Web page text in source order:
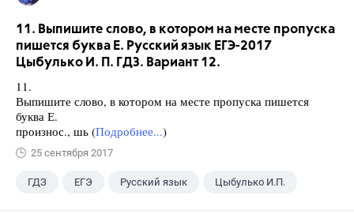
11. Выпишите слово, в котором на месте пропуска
пишется буква Е. Русский язык ЕГЭ-2017
Цыбулько И. П. ГДЗ. Вариант 12.
11.
Выпишите слово, в котором на месте пропуска пишется
буква Е.
произнос., шь (Подробнее...)
25 сентября 2017
ГДЗ ЕГЭ Русский язык Цыбулько И.П.